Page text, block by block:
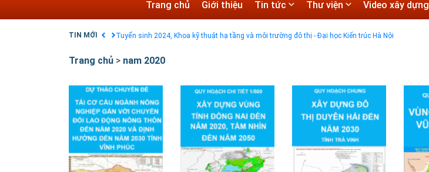
Trang chủ Giới thiệu Tin tức Thư viện Video xây dựng
TIN MỚI
HƯỚNG DẪN THANH TOÁN VNPAY TRÊN WEBSITE
Quy hoạch chung hệ thống đê điều thành phố Hà Nội
Nạp EP vào tài khoản bằng thẻ cào điện thoại
Trang chủ > nam 2020